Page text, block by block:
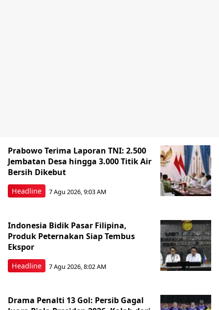
Headline
Prabowo Terima Laporan TNI: 2.500
Jembatan Desa hingga 3.000 Titik Air
Bersih Dikebut
7 Agu 2026, 9:03 AM
Headline
Indonesia Bidik Pasar Filipina,
Produk Peternakan Siap Tembus
Ekspor
7 Agu 2026, 8:02 AM
Drama Penalti 13 Gol: Persib Gagal